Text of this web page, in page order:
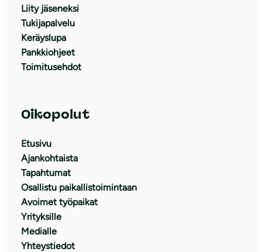
Liity jäseneksi
Tukijapalvelu
Keräyslupa
Pankkiohjeet
Toimitusehdot
Oikopolut
Etusivu
Ajankohtaista
Tapahtumat
Osallistu paikallistoimintaan
Avoimet työpaikat
Yrityksille
Medialle
Yhteystiedot